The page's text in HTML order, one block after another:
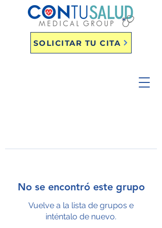
SOLICITAR TU CITA
No se encontró este grupo
Vuelve a la lista de grupos e
inténtalo de nuevo.